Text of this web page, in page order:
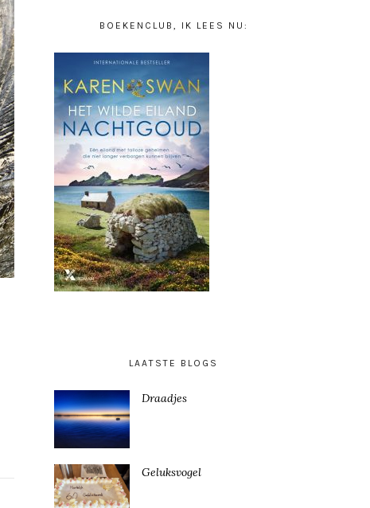
BOEKENCLUB, IK LEES NU:
LAATSTE BLOGS
Draadjes
Geluksvogel